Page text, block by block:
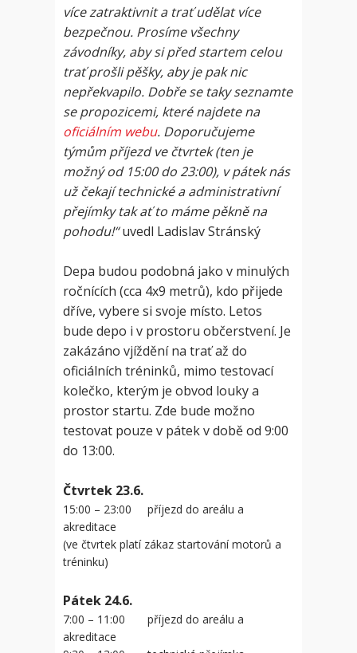
více zatraktivnit a trať udělat více
bezpečnou. Prosíme všechny
závodníky, aby si před startem celou
trať prošli pěšky, aby je pak nic
nepřekvapilo. Dobře se taky seznamte
se propozicemi, které najdete na
oficiálním webu. Doporučujeme
týmům příjezd ve čtvrtek (ten je
možný od 15:00 do 23:00), v pátek nás
už čekají technické a administrativní
přejímky tak ať to máme pěkně na
pohodu!“uvedl Ladislav Stránský
Depa budou podobná jako v minulých
ročnících (cca 4x9 metrů), kdo přijede
dříve, vybere si svoje místo. Letos
bude depo i v prostoru občerstvení. Je
zakázáno vjíždění na trať až do
oficiálních tréninků, mimo testovací
kolečko, kterým je obvod louky a
prostor startu. Zde bude možno
testovat pouze v pátek v době od 9:00
do 13:00.
Čtvrtek 23.6.
15:00 – 23:00 příjezd do areálu a
akreditace
(ve čtvrtek platí zákaz startování motorů a
tréninku)
Pátek 24.6.
7:00 – 11:00 příjezd do areálu a
akreditace